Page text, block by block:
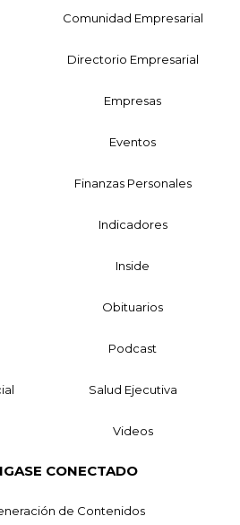
Comunidad Empresarial
Directorio Empresarial
Empresas
Eventos
Finanzas Personales
Indicadores
Inside
Obituarios
Podcast
Salud Ejecutiva
Videos
CONECTADO
de Contenidos